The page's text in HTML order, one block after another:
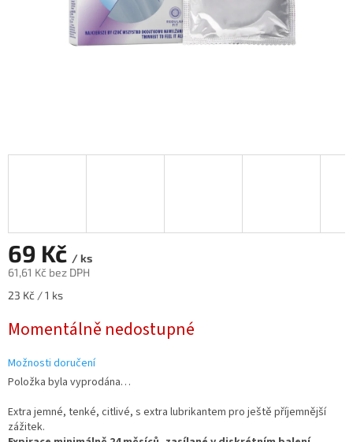
69 Kč / ks
61,61 Kč bez DPH
Měrná
23 Kč / 1 ks
Momentálně nedostupné
Možnosti doručení
Položka byla vyprodána…
Extra jemné, tenké, citlivé, s extra lubrikantem pro ještě příjemnější
zážitek.